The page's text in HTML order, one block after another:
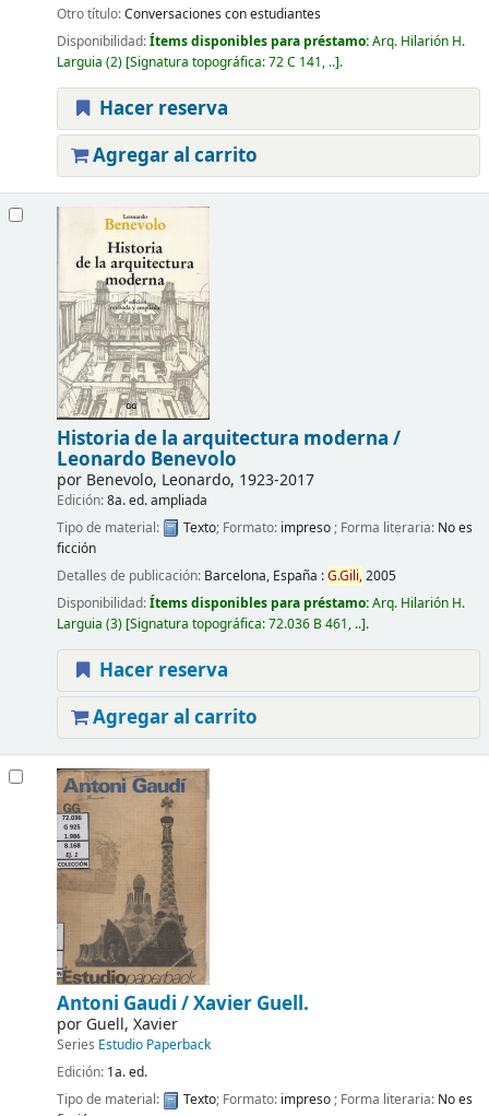
Otro título:Conversaciones con estudiantes
Disponibilidad:Ítems disponibles para préstamo:Arq. Hilarión H.
Larguia (2) Signatura topográfica:72 C 141, .. .
Hacer reserva
Agregar al carrito
Historia de la arquitectura moderna /
Leonardo Benevolo
por Benevolo, Leonardo, 1923-2017
Edición:8a. ed. ampliada
Tipo de material:
Texto; Formato: impreso; Forma literaria: No es
ficción
Detalles de publicación: Barcelona, España :G.Gili,2005
Disponibilidad:Ítems disponibles para préstamo:Arq. Hilarión H.
Larguia (3) Signatura topográfica:72.036 B 461, .. .
Hacer reserva
Agregar al carrito
Antoni Gaudi /Xavier Guell.
por Guell, Xavier
Series Estudio Paperback
Edición: 1a. ed.
Tipo de material:
Texto; Formato: impreso; Forma literaria: No es